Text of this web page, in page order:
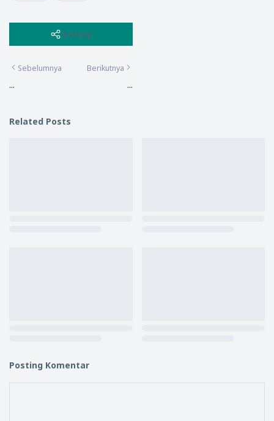
Berbagi
Sebelumnya
...
Berikutnya
...
Related Posts
Posting Komentar